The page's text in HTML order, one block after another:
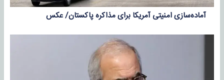
آماده‌سازی امنیتی آمریکا برای مذاکره پاکستان/ عکس